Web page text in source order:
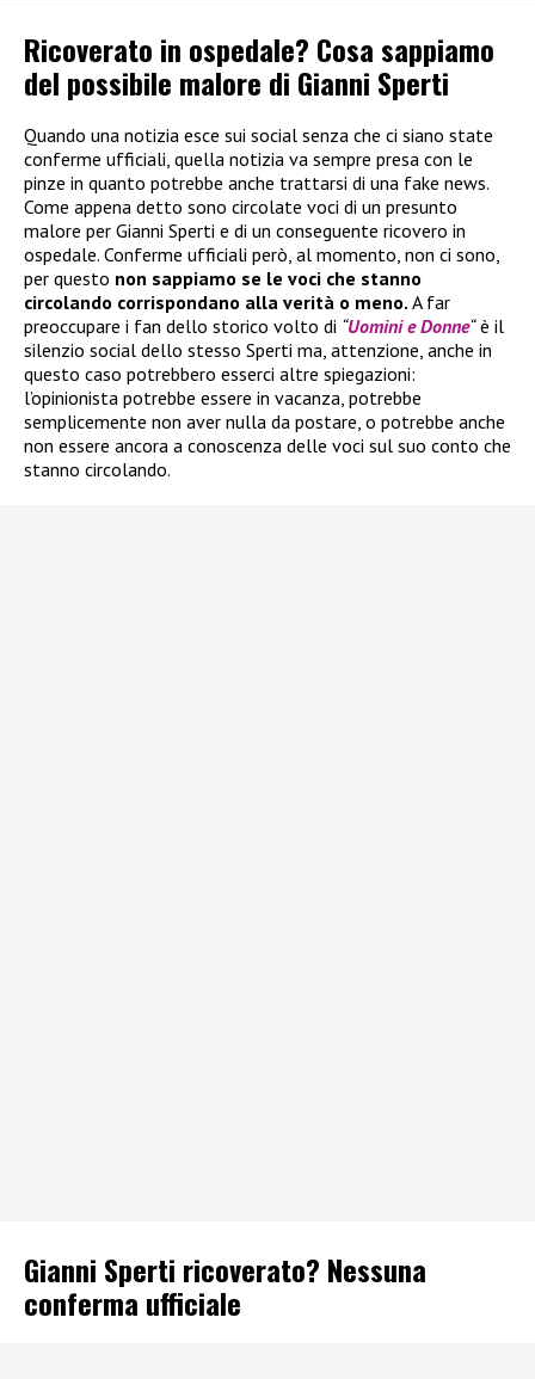
Ricoverato in ospedale? Cosa sappiamo
del possibile malore di Gianni Sperti
Quando una notizia esce sui social senza che ci siano state
conferme ufficiali, quella notizia va sempre presa con le
pinze in quanto potrebbe anche trattarsi di una fake news.
Come appena detto sono circolate voci di un presunto
malore per Gianni Sperti e di un conseguente ricovero in
ospedale. Conferme ufficiali però, al momento, non ci sono,
per questo non sappiamo se le voci che stanno
circolando corrispondano alla verità o meno. A far
preoccupare i fan dello storico volto di “Uomini e Donne“è il
silenzio social dello stesso Sperti ma, attenzione, anche in
questo caso potrebbero esserci altre spiegazioni:
l’opinionista potrebbe essere in vacanza, potrebbe
semplicemente non aver nulla da postare, o potrebbe anche
non essere ancora a conoscenza delle voci sul suo conto che
stanno circolando.
Gianni Sperti ricoverato? Nessuna
conferma ufficiale